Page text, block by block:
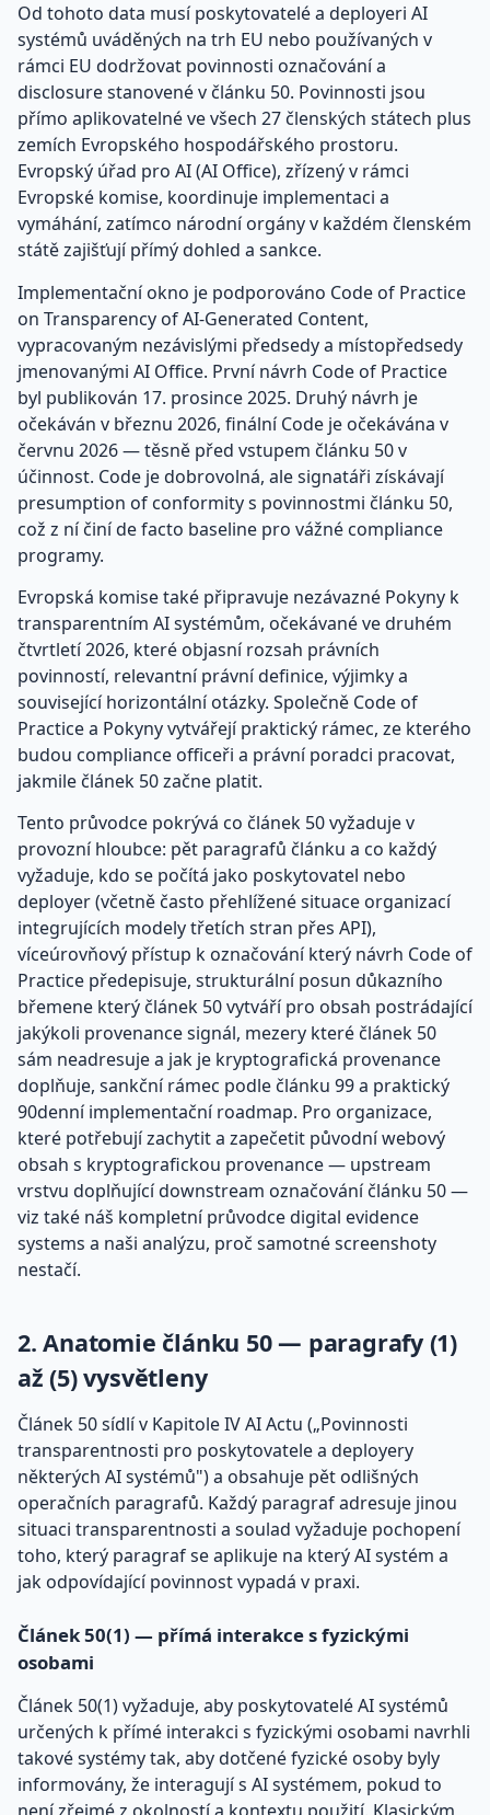
Od tohoto data musí poskytovatelé a deployeri AI
systémů uváděných na trh EU nebo používaných v
rámci EU dodržovat povinnosti označování a
disclosure stanovené v článku 50. Povinnosti jsou
přímo aplikovatelné ve všech 27 členských státech plus
zemích Evropského hospodářského prostoru.
Evropský úřad pro AI (AI Office), zřízený v rámci
Evropské komise, koordinuje implementaci a
vymáhání, zatímco národní orgány v každém členském
státě zajišťují přímý dohled a sankce.
Implementační okno je podporováno Code of Practice
on Transparency of AI-Generated Content,
vypracovaným nezávislými předsedy a místopředsedy
jmenovanými AI Office. První návrh Code of Practice
byl publikován 17. prosince 2025. Druhý návrh je
očekáván v březnu 2026, finální Code je očekávána v
červnu 2026 — těsně před vstupem článku 50 v
účinnost. Code je dobrovolná, ale signatáři získávají
presumption of conformity s povinnostmi článku 50,
což z ní činí de facto baseline pro vážné compliance
programy.
Evropská komise také připravuje nezávazné Pokyny k
transparentním AI systémům, očekávané ve druhém
čtvrtletí 2026, které objasní rozsah právních
povinností, relevantní právní definice, výjimky a
související horizontální otázky. Společně Code of
Practice a Pokyny vytvářejí praktický rámec, ze kterého
budou compliance officeři a právní poradci pracovat,
jakmile článek 50 začne platit.
Tento průvodce pokrývá co článek 50 vyžaduje v
provozní hloubce: pět paragrafů článku a co každý
vyžaduje, kdo se počítá jako poskytovatel nebo
deployer (včetně často přehlížené situace organizací
integrujících modely třetích stran přes API),
víceúrovňový přístup k označování který návrh Code of
Practice předepisuje, strukturální posun důkazního
břemene který článek 50 vytváří pro obsah postrádající
jakýkoli provenance signál, mezery které článek 50
sám neadresuje a jak je kryptografická provenance
doplňuje, sankční rámec podle článku 99 a praktický
90denní implementační roadmap. Pro organizace,
které potřebují zachytit a zapečetit původní webový
obsah s kryptografickou provenance — upstream
vrstvu doplňující downstream označování článku 50 —
viz také náš kompletní průvodce digital evidence
systems a naši analýzu, proč samotné screenshoty
nestačí.
2. Anatomie článku 50 — paragrafy (1)
až (5) vysvětleny
Článek 50 sídlí v Kapitole IV AI Actu („Povinnosti
transparentnosti pro poskytovatele a deployery
některých AI systémů") a obsahuje pět odlišných
operačních paragrafů. Každý paragraf adresuje jinou
situaci transparentnosti a soulad vyžaduje pochopení
toho, který paragraf se aplikuje na který AI systém a
jak odpovídající povinnost vypadá v praxi.
Článek 50(1) — přímá interakce s fyzickými
osobami
Článek 50(1) vyžaduje, aby poskytovatelé AI systémů
určených k přímé interakci s fyzickými osobami navrhli
takové systémy tak, aby dotčené fyzické osoby byly
informovány, že interagují s AI systémem, pokud to
není zřejmé z okolností a kontextu použití. Klasickým